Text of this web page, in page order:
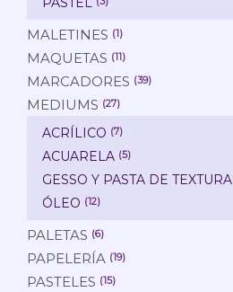
MALETINES (1)
MAQUETAS (11)
MARCADORES (39)
MEDIUMS (27)
ACRÍLICO (7)
ACUARELA (5)
GESSO Y PASTA DE TEXTURA
ÓLEO (12)
PALETAS (6)
PAPELERÍA (19)
PASTELES (15)